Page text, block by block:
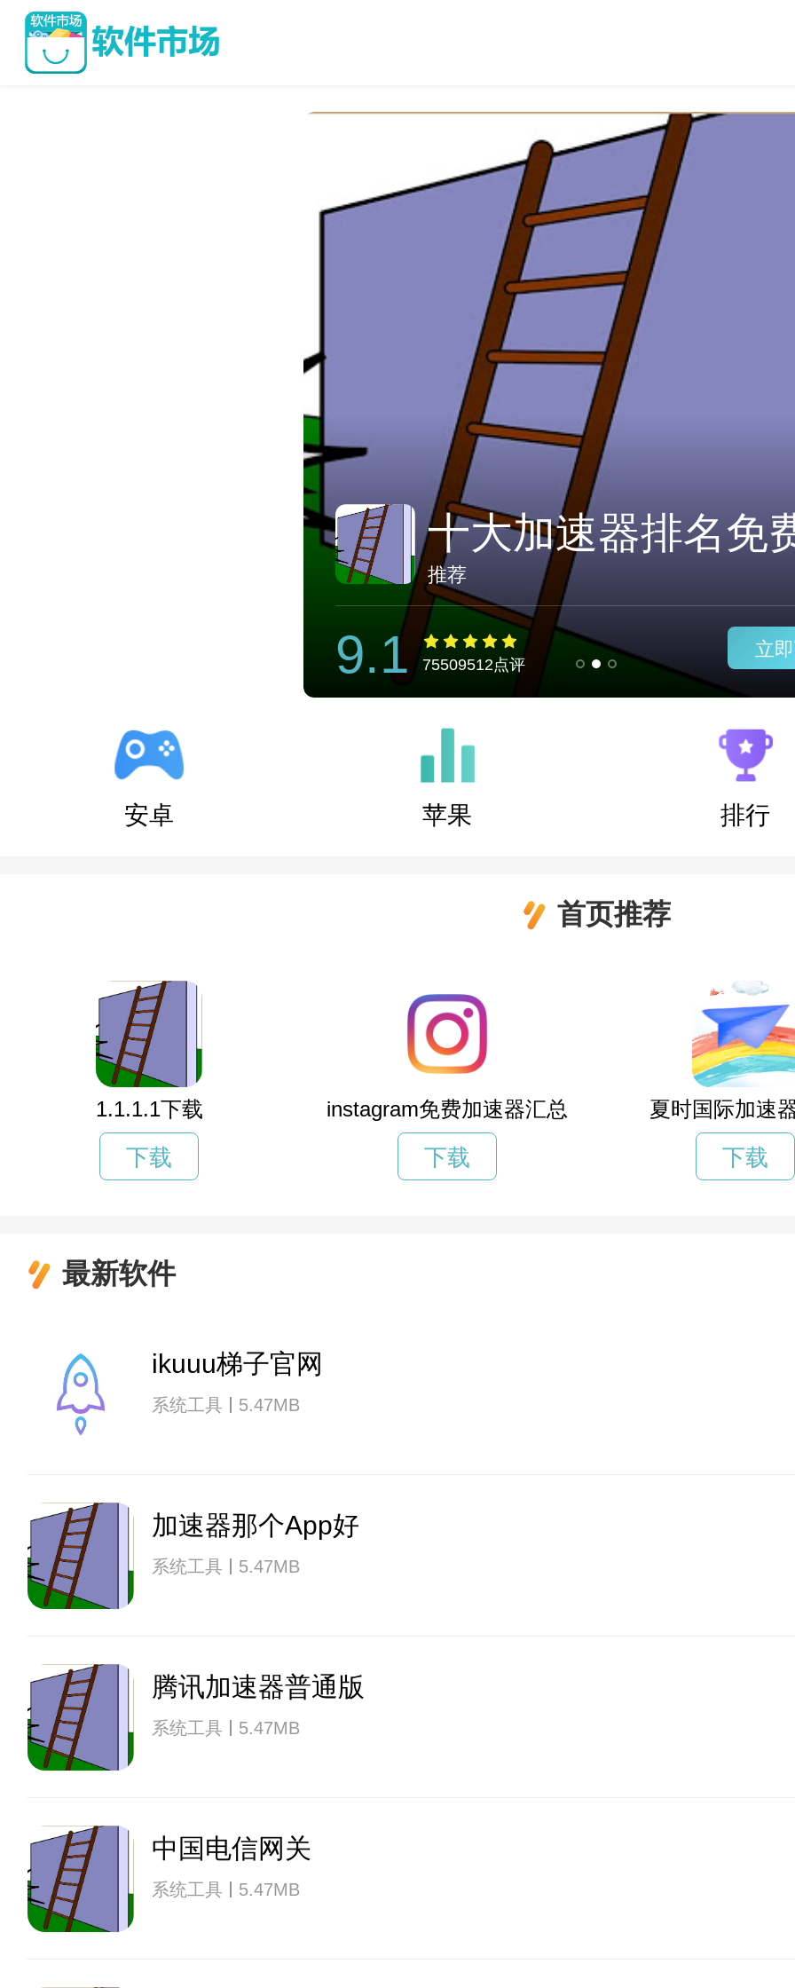
免费vps试用一小时
推荐
9.1 75509512点评
立
安卓 苹果 排行
首页推荐
1.1.1.1下载
下载
instagram免费加速器汇总
下载
夏时国际加速
下载
最新软件
ikuuu梯子官网
系统工具 5.47MB
加速器那个App好
系统工具 5.47MB
腾讯加速器普通版
系统工具 5.47MB
中国电信网关
系统工具 5.47MB